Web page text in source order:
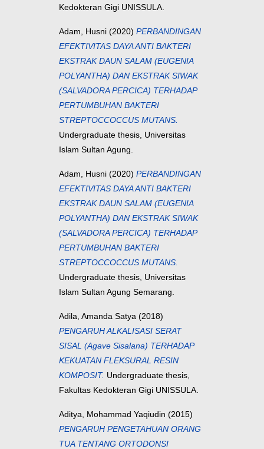
Kedokteran Gigi UNISSULA.
Adam, Husni (2020) PERBANDINGAN
EFEKTIVITAS DAYA ANTI BAKTERI
EKSTRAK DAUN SALAM (EUGENIA
POLYANTHA) DAN EKSTRAK SIWAK
(SALVADORA PERCICA) TERHADAP
PERTUMBUHAN BAKTERI
STREPTOCCOCCUS MUTANS.
Undergraduate thesis, Universitas
Islam Sultan Agung.
Adam, Husni (2020) PERBANDINGAN
EFEKTIVITAS DAYA ANTI BAKTERI
EKSTRAK DAUN SALAM (EUGENIA
POLYANTHA) DAN EKSTRAK SIWAK
(SALVADORA PERCICA) TERHADAP
PERTUMBUHAN BAKTERI
STREPTOCCOCCUS MUTANS.
Undergraduate thesis, Universitas
Islam Sultan Agung Semarang.
Adila, Amanda Satya (2018)
PENGARUH ALKALISASI SERAT
SISAL (Agave Sisalana) TERHADAP
KEKUATAN FLEKSURAL RESIN
KOMPOSIT. Undergraduate thesis,
Fakultas Kedokteran Gigi UNISSULA.
Aditya, Mohammad Yaqiudin (2015)
PENGARUH PENGETAHUAN ORANG
TUA TENTANG ORTODONSI